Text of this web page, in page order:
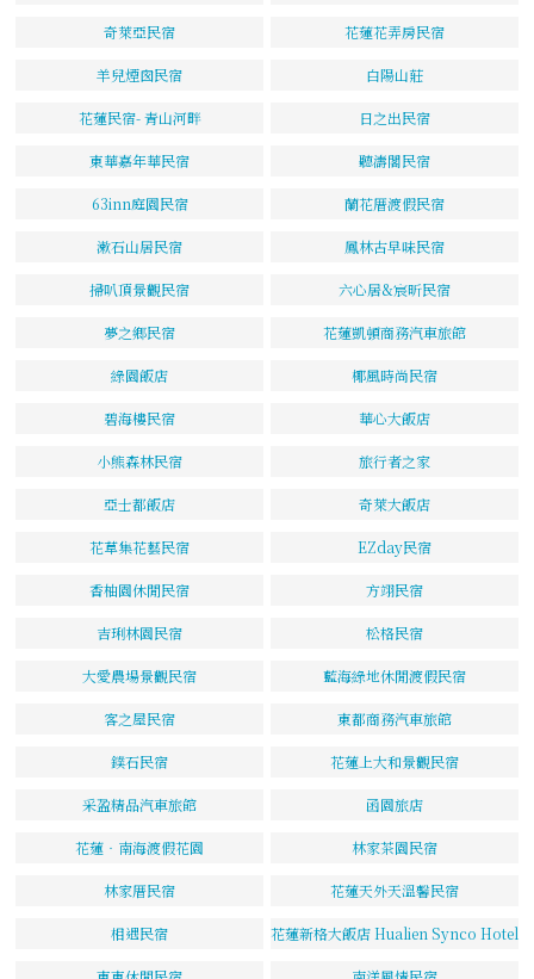
奇萊亞民宿 花蓮花弄房民宿
羊兒煙囪民宿 白陽山莊
花蓮民宿- 青山河畔 日之出民宿
東華嘉年華民宿 聽濤閣民宿
63inn庭園民宿 蘭花厝渡假民宿
漱石山居民宿 鳳林古早味民宿
掃叭頂景觀民宿 六心居&宸昕民宿
夢之鄉民宿 花蓮凱頓商務汽車旅館
綠園飯店 椰風時尚民宿
碧海樓民宿 華心大飯店
小熊森林民宿 旅行者之家
亞士都飯店 奇萊大飯店
花草集花藝民宿 EZday民宿
香柚園休閒民宿 方翊民宿
吉琍林園民宿 松格民宿
大愛農場景觀民宿 藍海綠地休閒渡假民宿
客之屋民宿 東都商務汽車旅館
鏷石民宿 花蓮上大和景觀民宿
采盈精品汽車旅館 函園旅店
花蓮‧南海渡假花園 林家茶園民宿
林家厝民宿 花蓮天外天溫馨民宿
相遇民宿 花蓮新格大飯店 Hualien Synco Hotel